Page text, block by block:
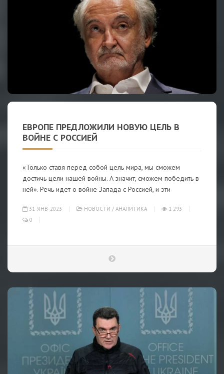
ЕВРОПЕ ПРЕДЛОЖИЛИ НОВУЮ ЦЕЛЬ В
ВОЙНЕ С РОССИЕЙ
«Только ставя перед собой цель мира, мы сможем
достичь цели нашей войны. А значит, сможем победить в
ней». Речь идет о войне Запада с Россией, и эти
31-ЯНВ-2023 НОВОСТИ / АНАЛИТИКА
1 293
0